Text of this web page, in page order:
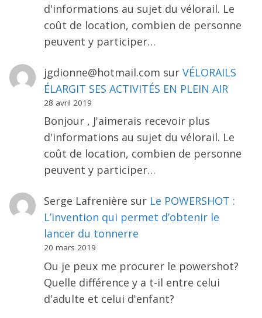
d'informations au sujet du vélorail. Le
coût de location, combien de personne
peuvent y participer…
jgdionne@hotmail.com sur VÉLORAILS
ÉLARGIT SES ACTIVITÉS EN PLEIN AIR
28 avril 2019
Bonjour , J'aimerais recevoir plus
d'informations au sujet du vélorail. Le
coût de location, combien de personne
peuvent y participer…
Serge Lafrenière sur Le POWERSHOT :
L’invention qui permet d’obtenir le
lancer du tonnerre
20 mars 2019
Ou je peux me procurer le powershot?
Quelle différence y a t-il entre celui
d'adulte et celui d'enfant?